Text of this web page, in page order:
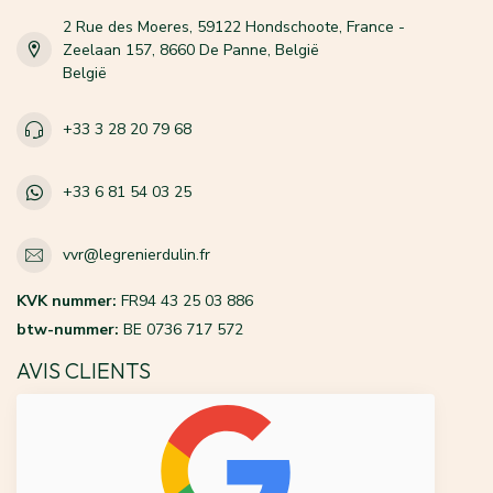
2 Rue des Moeres, 59122 Hondschoote, France -
Zeelaan 157, 8660 De Panne, België
België
+33 3 28 20 79 68
+33 6 81 54 03 25
vvr@legrenierdulin.fr
KVK nummer: FR94 43 25 03 886
btw-nummer: BE 0736 717 572
AVIS CLIENTS